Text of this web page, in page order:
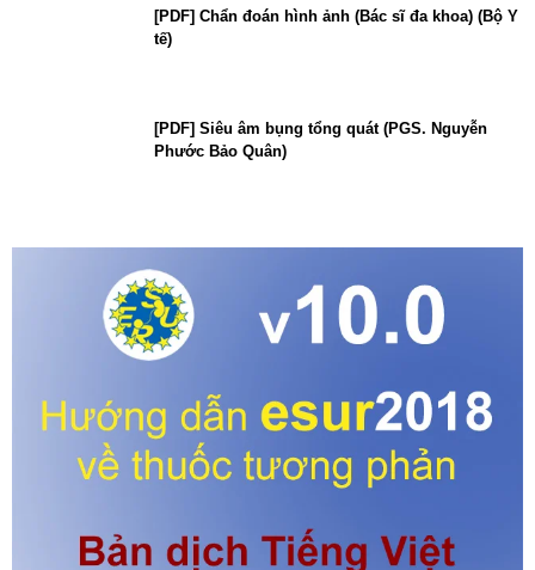
[PDF] Chẩn đoán hình ảnh (Bác sĩ đa khoa) (Bộ Y
tế)
[PDF] Siêu âm bụng tổng quát (PGS. Nguyễn
Phước Bảo Quân)